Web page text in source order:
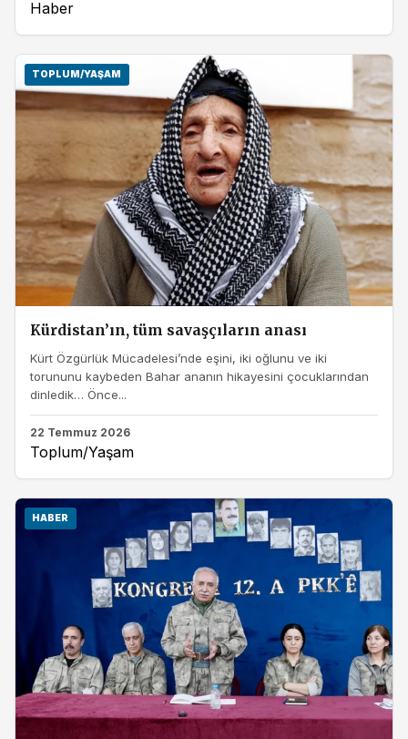
Haber
TOPLUM/YAŞAM
Kürdistan’ın, tüm savaşçıların anası
Kürt Özgürlük Mücadelesi’nde eşini, iki oğlunu ve iki
torununu kaybeden Bahar ananın hikayesini çocuklarından
dinledik… Önce...
22 Temmuz 2026
Toplum/Yaşam
HABER